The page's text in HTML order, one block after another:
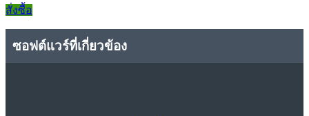
สั่งซื้อ
ซอฟต์แวร์ที่เกี่ยวข้อง